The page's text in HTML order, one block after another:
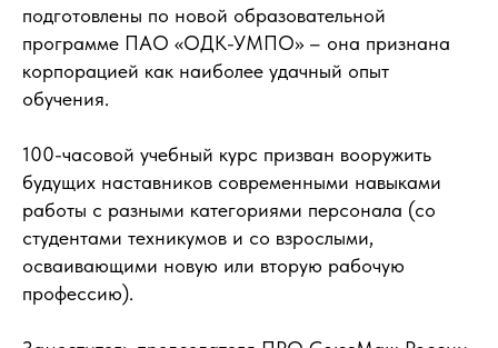
подготовлены по новой образовательной
программе ПАО «ОДК-УМПО» – она признана
корпорацией как наиболее удачный опыт
обучения.
100-часовой учебный курс призван вооружить
будущих наставников современными навыками
работы с разными категориями персонала (со
студентами техникумов и со взрослыми,
осваивающими новую или вторую рабочую
профессию).